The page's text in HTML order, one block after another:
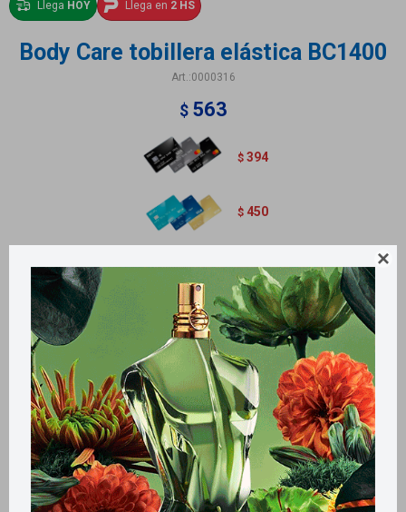

Llega HOY Llega en 2 HS
Body Care tobillera elástica BC1400
0000316
$ 563
$ 394
$ 450
Métodos y costos de envío
Retiros gratuitos en tiendas
Productos que te pueden interesar